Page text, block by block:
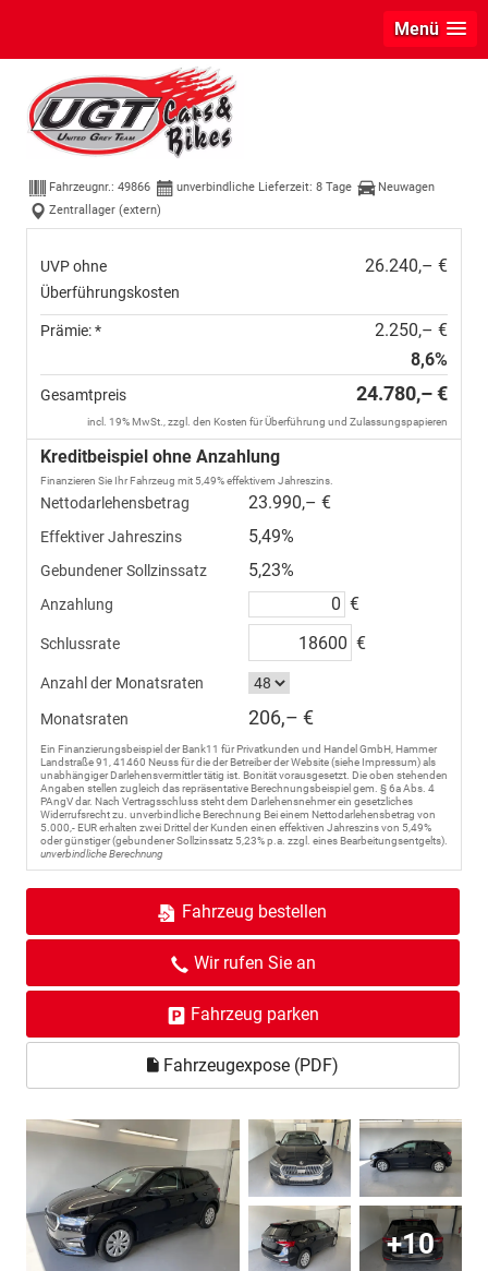
Menü
Skoda FabiaSelection 95PS
GV4+Sitzheiz+Lenkradheiz+Climatronic+Sunset+AppConnect+PDC
Fahrzeugnr.: 49866 unverbindliche Lieferzeit: 8 Tage
Neuwagen
Zentrallager (extern)
UVP ohne
Überführungskosten
26.240,– €
Prämie: *
2.250,– €
8,6%
Gesamtpreis 24.780,– €
incl. 19% MwSt., zzgl. den Kosten für Überführung und Zulassungspapieren
Kreditbeispiel ohne Anzahlung
Finanzieren Sie Ihr Fahrzeug mit 5,49% effektivem Jahreszins.
Nettodarlehensbetrag 23.990,– €
Effektiver Jahreszins 5,49%
Gebundener Sollzinssatz 5,23%
Anzahlung €
Schlussrate €
Anzahl der Monatsraten
Monatsraten 206,– €
Ein Finanzierungsbeispiel der Bank11 für Privatkunden und Handel GmbH, Hammer
Landstraße 91, 41460 Neuss für die der Betreiber der Website (siehe Impressum) als
unabhängiger Darlehensvermittler tätig ist. Bonität vorausgesetzt. Die oben stehenden
Angaben stellen zugleich das repräsentative Berechnungsbeispiel gem. § 6a Abs. 4
PAngV dar. Nach Vertragsschluss steht dem Darlehensnehmer ein gesetzliches
Widerrufsrecht zu. unverbindliche Berechnung Bei einem Nettodarlehensbetrag von
5.000,- EUR erhalten zwei Drittel der Kunden einen effektiven Jahreszins von 5,49%
oder günstiger (gebundener Sollzinssatz 5,23% p.a. zzgl. eines Bearbeitungsentgelts).
unverbindliche Berechnung
Fahrzeug bestellen
Wir rufen Sie an
Fahrzeug parken
Fahrzeugexpose (PDF)
+10